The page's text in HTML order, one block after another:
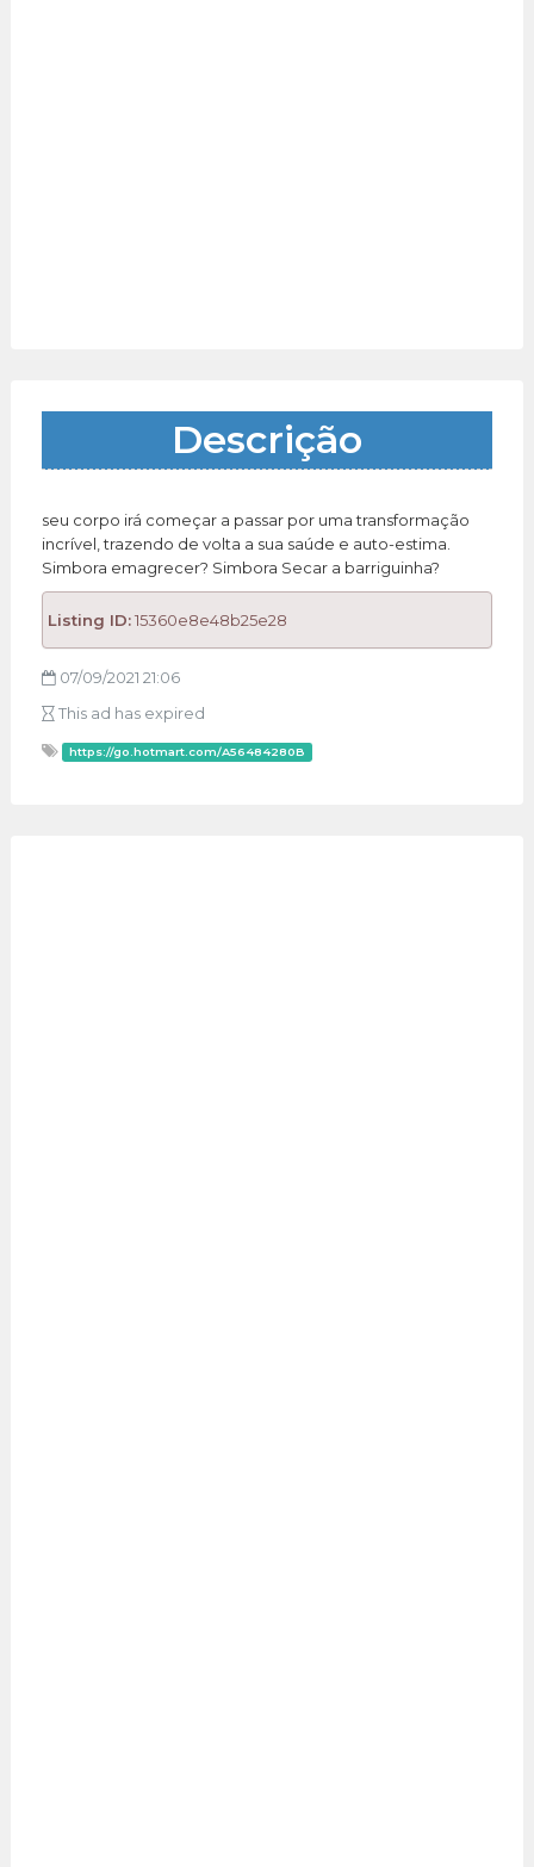
Descrição
seu corpo irá começar a passar por uma transformação
incrível, trazendo de volta a sua saúde e auto-estima.
Simbora emagrecer? Simbora Secar a barriguinha?
Listing ID:15360e8e48b25e28
07/09/2021 21:06
This ad has expired
https://go.hotmart.com/A56484280B